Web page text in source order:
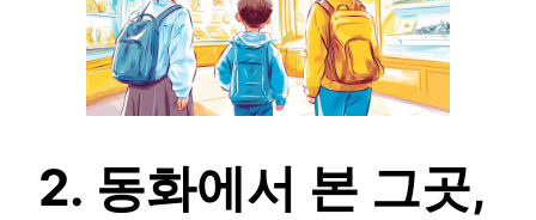
2. 동화에서 본 그곳,